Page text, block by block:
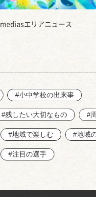
mediasエリアニュース
#小中学校の出来事
#残したい大切なもの #
#地域で楽しむ #地域
#注目の選手